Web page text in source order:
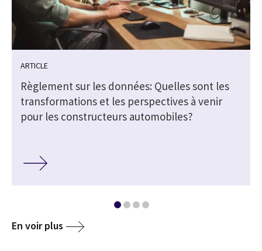
ARTICLE
Règlement sur les données: Quelles sont les
transformations et les perspectives à venir
pour les constructeurs automobiles?
En voir plus